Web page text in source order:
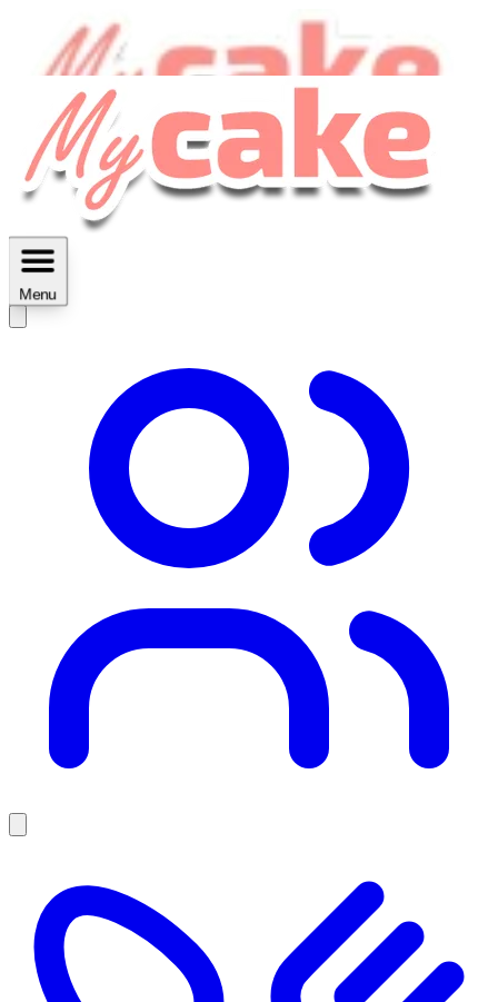
MyCake Academy c'est :
des fiches imprimables ...
Découvrir
Menu